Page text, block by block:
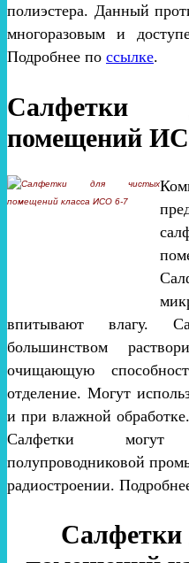
полиэстера. Данный
многоразовым и
Подробнее по ссылке.
Салфетки
помещений
впитывают влагу.
большинством
очищающую
отделение. Могут
и при влажной
Салфетки могут
полупроводниковой
радиостроении.
Салфетки